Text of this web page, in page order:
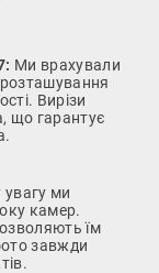
Ми врахували
Вирізи
що гарантує
ми
камер.
їм
завжди